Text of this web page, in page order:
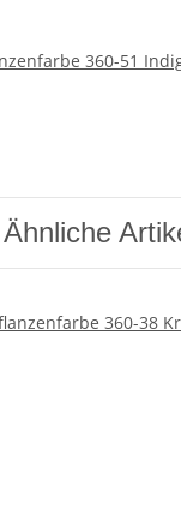
360-51
Ähnliche